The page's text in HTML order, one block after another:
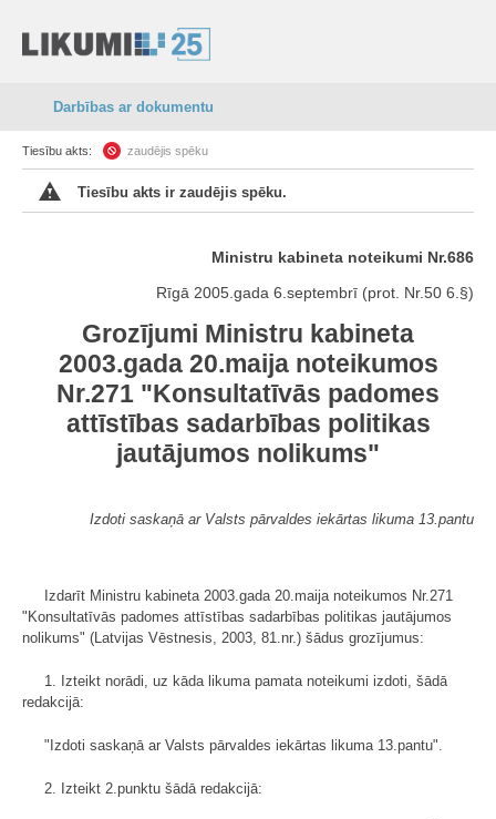
Darbības ar dokumentu
Tiesību akts: zaudējis spēku
Tiesību akts ir zaudējis spēku.
Ministru kabineta noteikumi Nr.686
Rīgā 2005.gada 6.septembrī (prot. Nr.50 6.§)
Grozījumi Ministru kabineta
2003.gada 20.maija noteikumos
Nr.271 "Konsultatīvās padomes
attīstības sadarbības politikas
jautājumos nolikums"
Izdoti saskaņā ar Valsts pārvaldes iekārtas likuma 13.pantu
Izdarīt Ministru kabineta 2003.gada 20.maija noteikumos Nr.271
"Konsultatīvās padomes attīstības sadarbības politikas jautājumos
nolikums" (Latvijas Vēstnesis, 2003, 81.nr.) šādus grozījumus:
1. Izteikt norādi, uz kāda likuma pamata noteikumi izdoti, šādā
redakcijā:
"Izdoti saskaņā ar Valsts pārvaldes iekārtas likuma 13.pantu".
2. Izteikt 2.punktu šādā redakcijā: